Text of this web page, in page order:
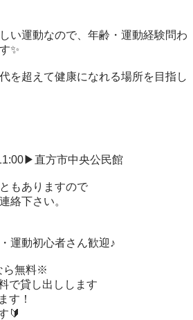
い運動なので、年齢・運動経験問わ
✨
を超えて健康になれる場所を目指し
直方市中央公民館
もありますので
絡下さい。
運動初心者さん歓迎♪
ら無料※
で貸し出しします
す！
🔰